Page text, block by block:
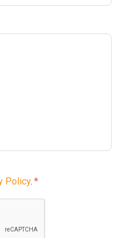
Policy.